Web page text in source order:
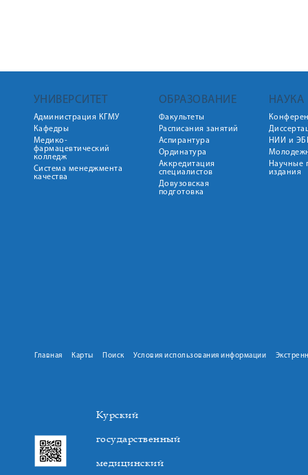
УНИВЕРСИТЕТ
Администрация КГМУ
Кафедры
Медико-
фармацевтический
колледж
Система менеджмента
качества
ОБРАЗОВАНИЕ
Факультеты
Расписания занятий
Аспирантура
Ординатура
Аккредитация
специалистов
Довузовская
подготовка
НАУКА
НИИ и
Научные
издания
Главная Карты Поиск Условия использования информации
Курский
государственный
медицинский